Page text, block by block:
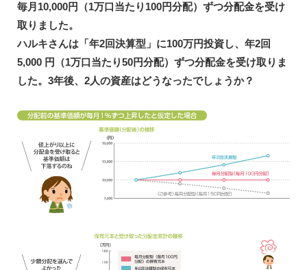
毎月10,000円（1万口当たり100円分配）ずつ分配金を受け
取りました。
ハルキさんは「年2回決算型」に100万円投資し、年2回
5,000 円（1万口当たり50円分配）ずつ分配金を受け取りま
した。3年後、2人の資産はどうなったでしょうか？